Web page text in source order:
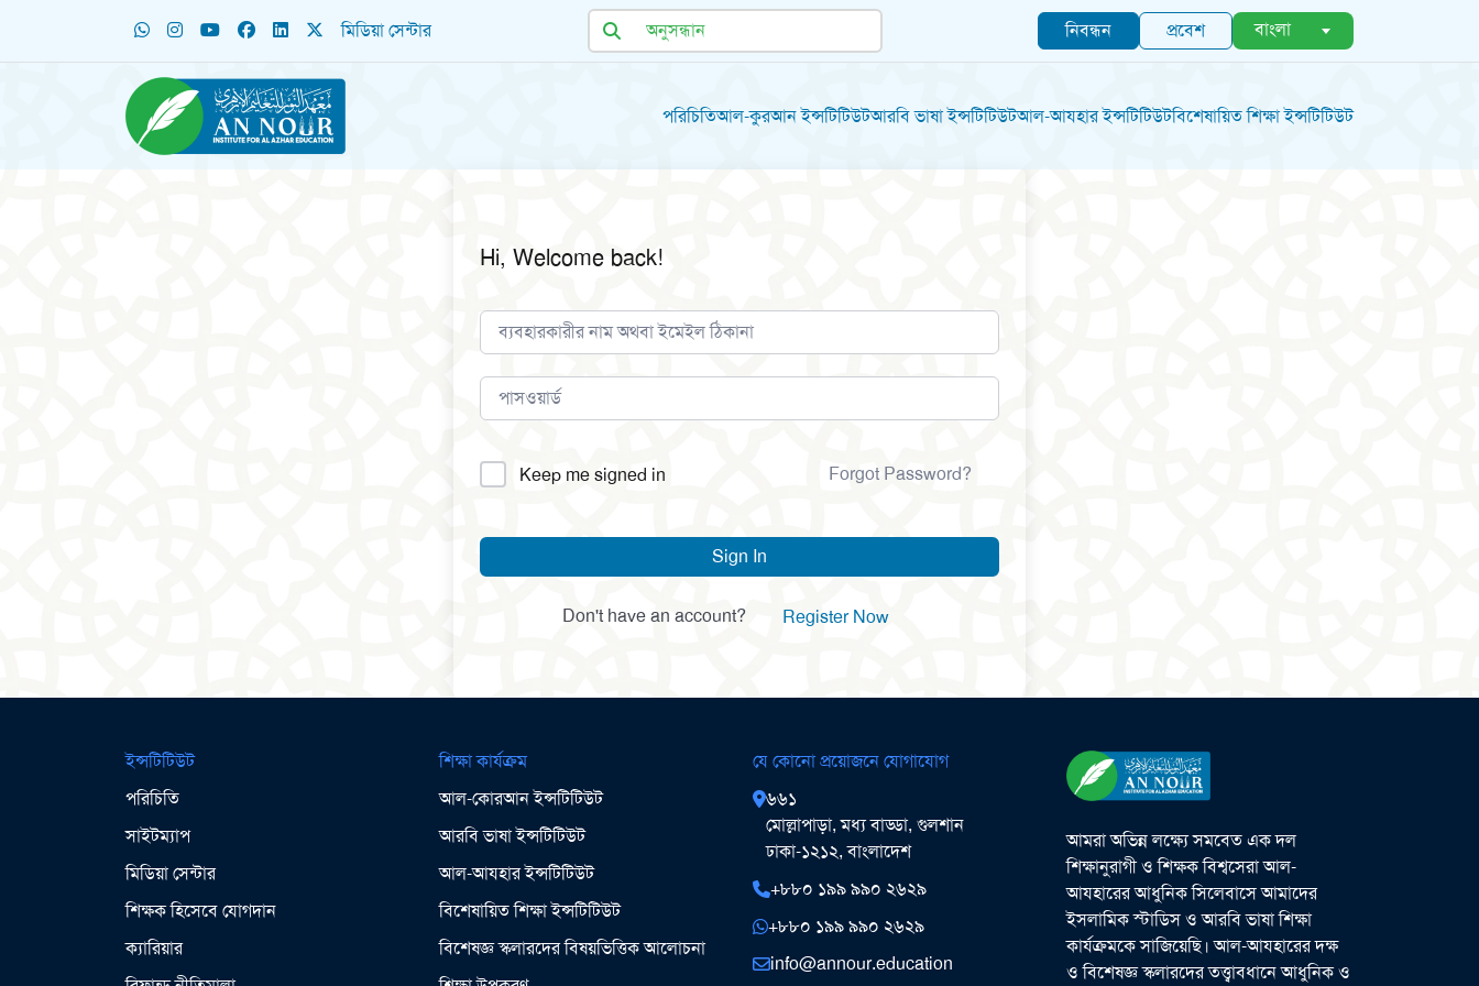
মিডিয়া সেন্টার নিবন্ধন প্রবেশ বাংলা
পরিচিতিআল-কুরআন ইন্সটিটিউটআরবি ভাষা ইন্সটিটিউটআল-আযহার ইন্সটিটিউটবিশেষায়িত শিক্ষা ইন্সটিটিউট
Hi, Welcome back!
Alternative:
Keep me signed in Forgot Password?
Sign In
Don't have an account? Register Now
ইন্সটিটিউট
পরিচিতি
সাইটম্যাপ
মিডিয়া সেন্টার
শিক্ষক হিসেবে যোগদান
ক্যারিয়ার
শিক্ষা কার্যক্রম
আল-কোরআন ইন্সটিটিউট
আরবি ভাষা ইন্সটিটিউট
আল-আযহার ইন্সটিটিউট
বিশেষায়িত শিক্ষা ইন্সটিটিউট
বিশেষজ্ঞ স্কলারদের বিষয়ভিত্তিক আলোচনা
যে কোনো প্রয়োজনে যোগাযোগ
৬৬১
মোল্লাপাড়া, মধ্য বাড্ডা, গুলশান
ঢাকা-১২১২, বাংলাদেশ
+৮৮০ ১৯৯ ৯৯০ ২৬২৯
+৮৮০ ১৯৯ ৯৯০ ২৬২৯
info@annour.education
আমরা অভিন্ন লক্ষ্যে সমবেত এক দল
শিক্ষানুরাগী ও শিক্ষক বিশ্বসেরা আল-
আযহারের আধুনিক সিলেবাসে আমাদের
ইসলামিক স্টাডিস ও আরবি ভাষা শিক্ষা
কার্যক্রমকে সাজিয়েছি। আল-আযহারের দক্ষ
ও বিশেষজ্ঞ স্কলারদের তত্ত্বাবধানে আধুনিক ও